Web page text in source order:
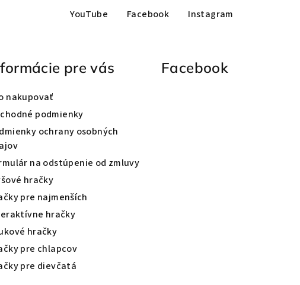
YouTube Facebook Instagram
pre vás
nakupovať
podmienky
ochrany osobných
na odstúpenie od zmluvy
hračky
pre najmenších
hračky
hračky
pre chlapcov
pre dievčatá
Facebook